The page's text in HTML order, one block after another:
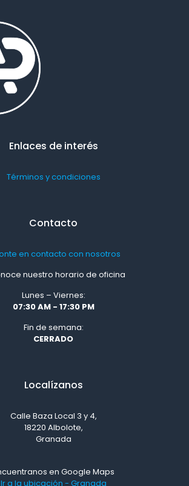
Enlaces de interés
Términos y condiciones
Contacto
en contacto con nosotros
nuestro horario de oficina
Lunes – Viernes:
07:30 AM - 17:30 PM
Fin de semana:
CERRADO
Localízanos
Calle Baza Local 3 y 4,
18220 Albolote,
Granada
en Google Maps
Ir a la ubicación - Granada